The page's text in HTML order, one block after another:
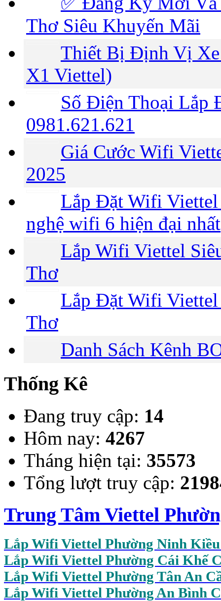
Thơ Siêu Khuyến Mãi
Thiết Bị Định Vị
X1 Viettel)
Số Điện Thoại Lắp
0981.621.621
Giá Cước Wifi
2025
Lắp Đặt Wifi Viettel
nghệ wifi 6 hiện đại nhất
Lắp Wifi Viettel
Thơ
Lắp Đặt Wifi
Thơ
Danh Sách Kênh
Thống Kê
Đang truy cập: 14
Hôm nay: 4267
Tháng hiện tại: 35573
Tổng lượt truy cập:
Trung Tâm Viettel
Lắp Wifi Viettel Phường Ninh
Lắp Wifi Viettel Phường Cái Khế
Lắp Wifi Viettel Phường Tân An
Lắp Wifi Viettel Phường An Bình